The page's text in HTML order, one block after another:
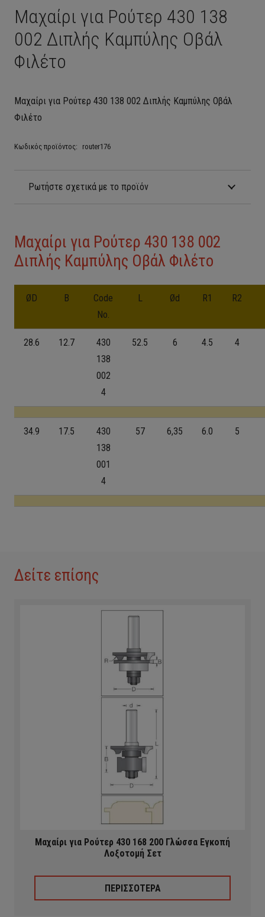
Μαχαίρι για Ρούτερ 430 138
002 Διπλής Καμπύλης Οβάλ
Φιλέτο
Μαχαίρι για Ρούτερ 430 138 002 Διπλής Καμπύλης Οβάλ
Φιλέτο
Κωδικός προϊόντος: router176
Ρωτήστε σχετικά με το προϊόν
Μαχαίρι για Ρούτερ 430 138 002
Διπλής Καμπύλης Οβάλ Φιλέτο
ØD B
Code
No.
L Ød R1 R2
28.6 12.7
430
138
002
4
52.5 6 4.5 4
34.9 17.5
430
138
001
4
57 6,35 6.0 5
Δείτε επίσης
Μαχαίρι για Ρούτερ 430 168 200 Γλώσσα Εγκοπή
Λοξοτομή Σετ
ΠΕΡΙΣΣΟΤΕΡΑ